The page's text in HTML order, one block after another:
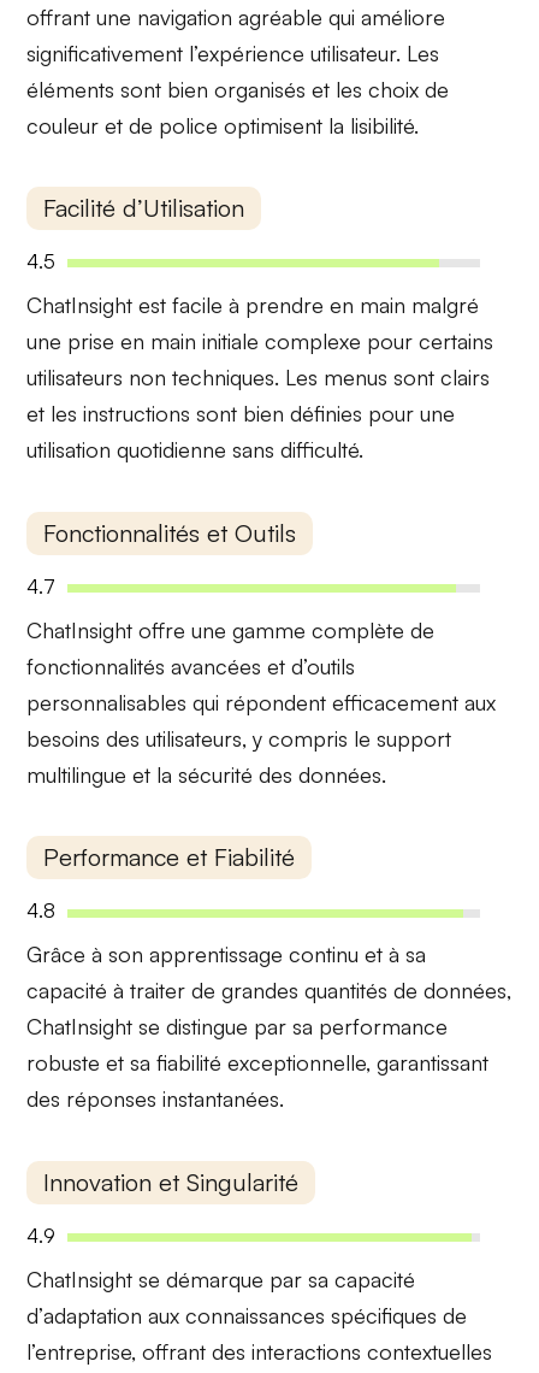
offrant une navigation agréable qui améliore
significativement l’expérience utilisateur. Les
éléments sont bien organisés et les choix de
couleur et de police optimisent la lisibilité.
Facilité d’Utilisation
4.5
ChatInsight estfacile à prendre en main malgré
une prise en main initiale complexe pour certains
utilisateurs non techniques. Les menus sont clairs
et les instructions sont bien définies pour une
utilisation quotidienne sans difficulté.
Fonctionnalités et Outils
4.7
ChatInsight offre une gamme complète de
fonctionnalités avancées et d’outils
personnalisables qui répondent efficacement aux
besoins des utilisateurs, y compris le support
multilingue et la sécurité des données.
Performance et Fiabilité
4.8
Grâce à sonapprentissage continu et à sa
capacité à traiter de grandes quantités de données,
ChatInsight se distingue par sa performance
robuste et sa fiabilité exceptionnelle, garantissant
des réponses instantanées.
Innovation et Singularité
4.9
ChatInsight se démarque par sa capacité
d’adaptation aux connaissances spécifiques de
l’entreprise, offrant des interactions contextuelles